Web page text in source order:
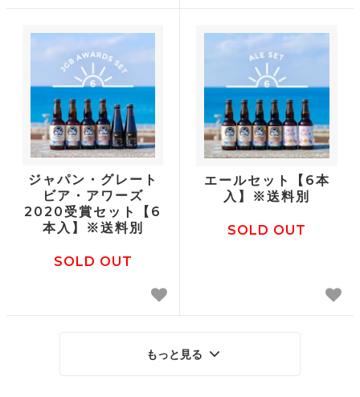
ジャパン・グレート
ビア・アワーズ
2020受賞セット【6
本入】※送料別
SOLD OUT
エールセット【6本
入】※送料別
SOLD OUT
もっと見る